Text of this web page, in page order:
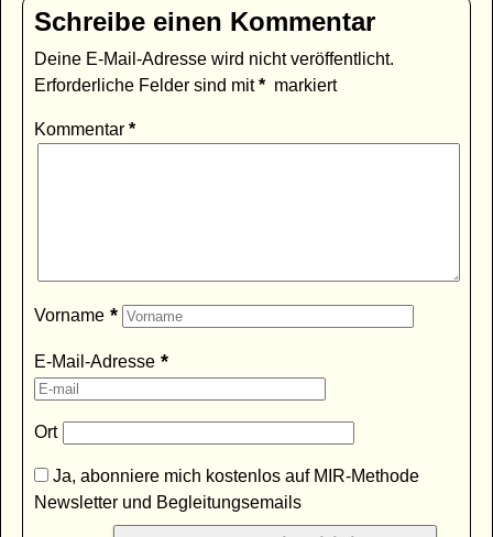
Schreibe einen Kommentar
Deine E-Mail-Adresse wird nicht veröffentlicht.
Erforderliche Felder sind mit* markiert
Kommentar *
Vorname *
E-Mail-Adresse *
Ort
Ja, abonniere mich kostenlos auf MIR-Methode
Newsletter und Begleitungsemails